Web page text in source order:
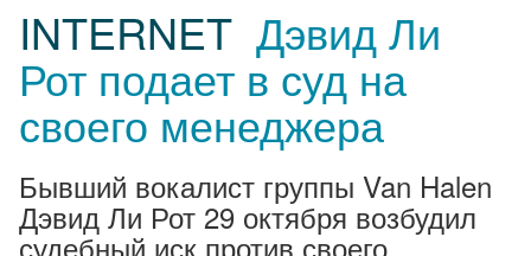
INTERNET Дэвид Ли
Рот подает в суд на
своего менеджера
Бывший вокалист группы Van Halen
Дэвид Ли Рот 29 октября возбудил
судебный иск против своего